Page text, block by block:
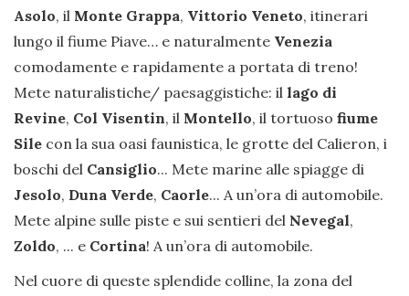
Asolo, il Monte Grappa, Vittorio Veneto, itinerari
lungo il fiume Piave… e naturalmente Venezia
comodamente e rapidamente a portata di treno!
Mete naturalistiche/ paesaggistiche: il lago di
Revine, Col Visentin, il Montello, il tortuoso fiume
Sile con la sua oasi faunistica, le grotte del Calieron, i
boschi del Cansiglio... Mete marine alle spiagge di
Jesolo, Duna Verde, Caorle... A un’ora di automobile.
Mete alpine sulle piste e sui sentieri del Nevegal,
Zoldo, ... e Cortina! A un’ora di automobile.
Nel cuore di queste splendide colline, la zona del